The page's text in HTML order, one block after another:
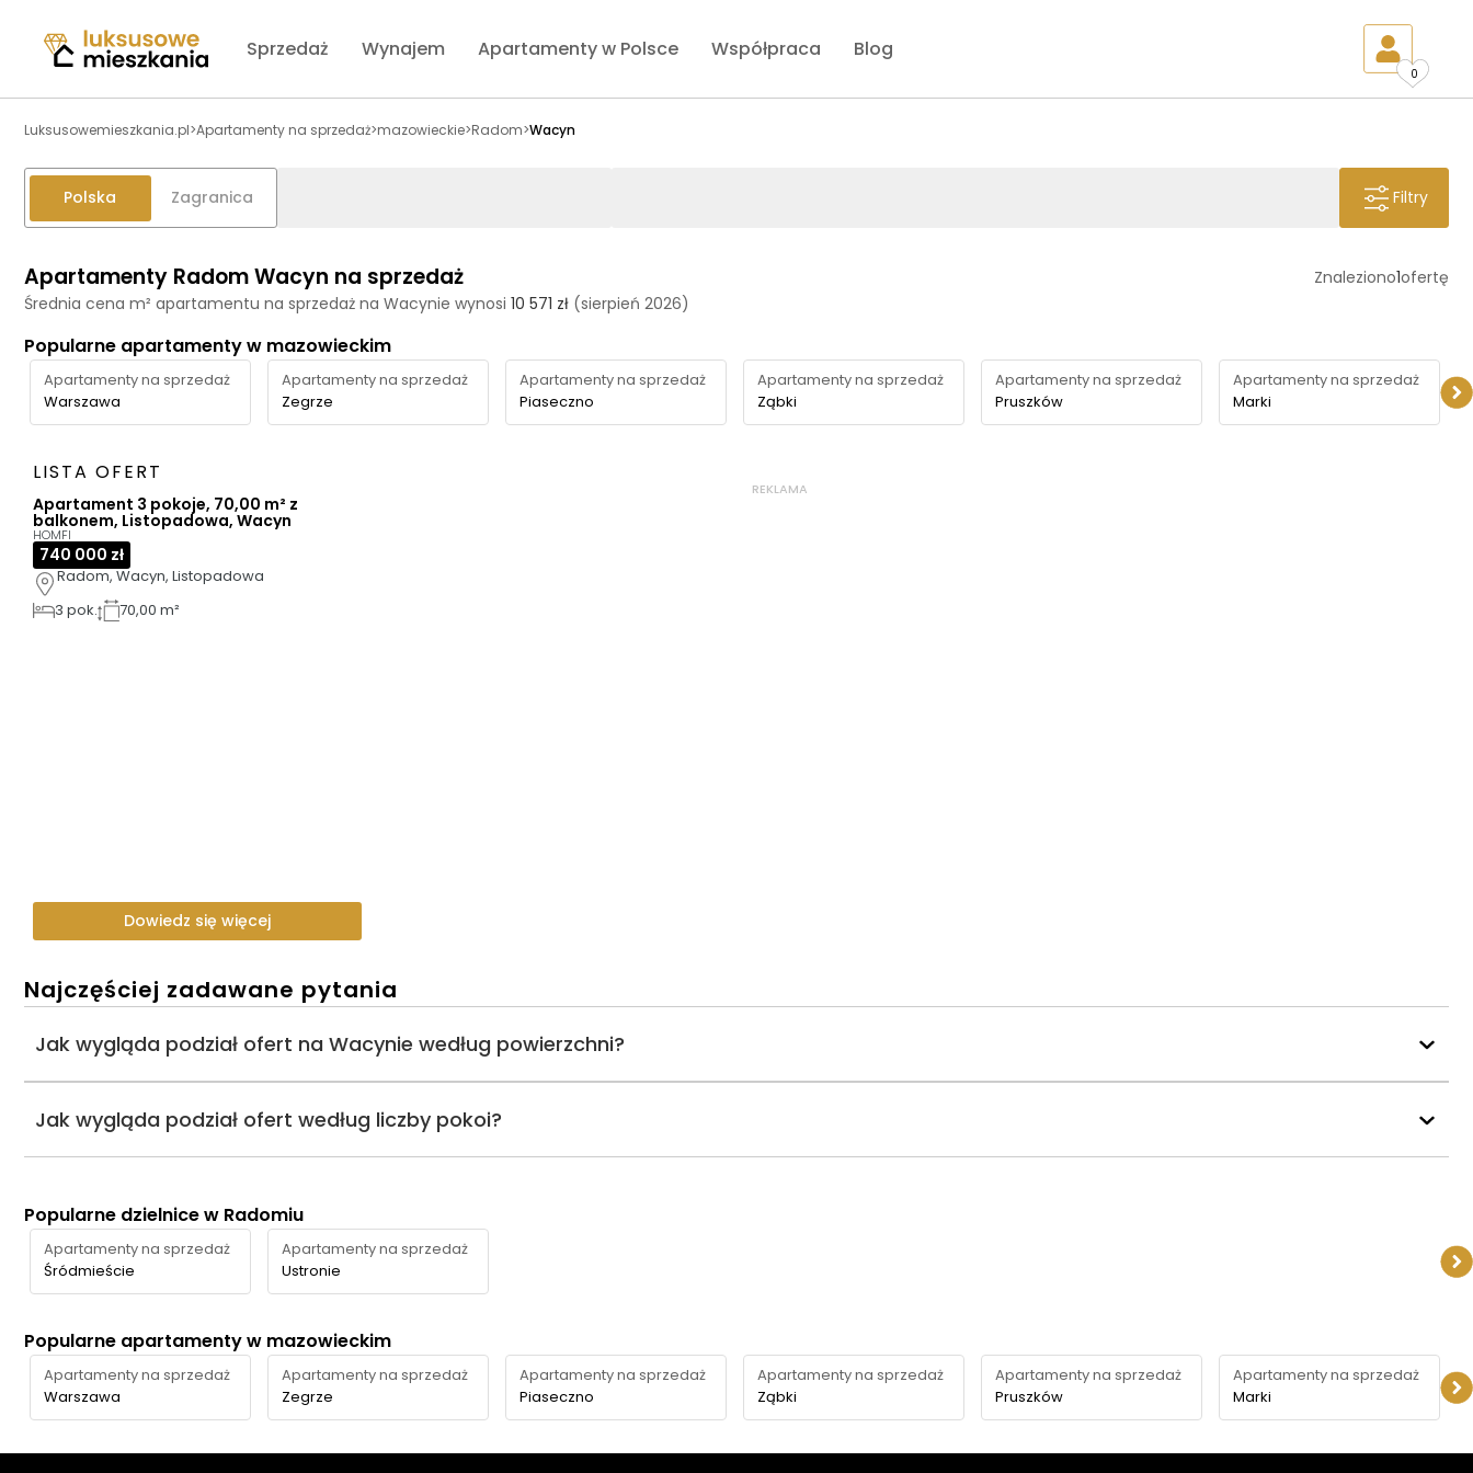
Sprzedaż Wynajem Apartamenty w Polsce Współpraca Blog
0
Luksusowemieszkania.pl>Apartamenty na sprzedaż>mazowieckie>Radom>Wacyn
Polska Zagranica Filtry
Apartamenty Radom Wacyn na sprzedaż
Średnia cena m² apartamentu na sprzedaż na Wacynie wynosi 10 571 zł (sierpień 2026)
Znaleziono1ofertę
Popularne apartamenty w mazowieckim
Apartamenty na sprzedaż
Warszawa
Apartamenty na sprzedaż
Zegrze
Apartamenty na sprzedaż
Piaseczno
Apartamenty na sprzedaż
Ząbki
Apartamenty na sprzedaż
Pruszków
Apartamenty na sprzedaż
Marki
LISTA OFERT
Apartament 3 pokoje, 70,00 m² z
balkonem, Listopadowa, Wacyn
HOMFI
740 000 zł
Radom, Wacyn, Listopadowa
3 pok. 70,00 m²
Dowiedz się więcej
REKLAMA
Najczęściej zadawane pytania
Jak wygląda podział ofert na Wacynie według powierzchni?
Jak wygląda podział ofert według liczby pokoi?
Popularne dzielnice w Radomiu
Apartamenty na sprzedaż
Śródmieście
Apartamenty na sprzedaż
Ustronie
Popularne apartamenty w mazowieckim
Apartamenty na sprzedaż
Warszawa
Apartamenty na sprzedaż
Zegrze
Apartamenty na sprzedaż
Piaseczno
Apartamenty na sprzedaż
Ząbki
Apartamenty na sprzedaż
Pruszków
Apartamenty na sprzedaż
Marki